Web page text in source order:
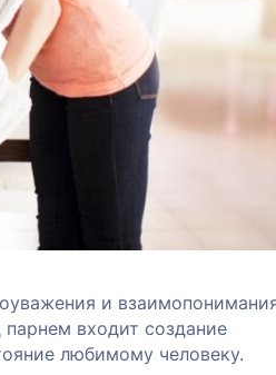
и
входит создание
любимому человеку.